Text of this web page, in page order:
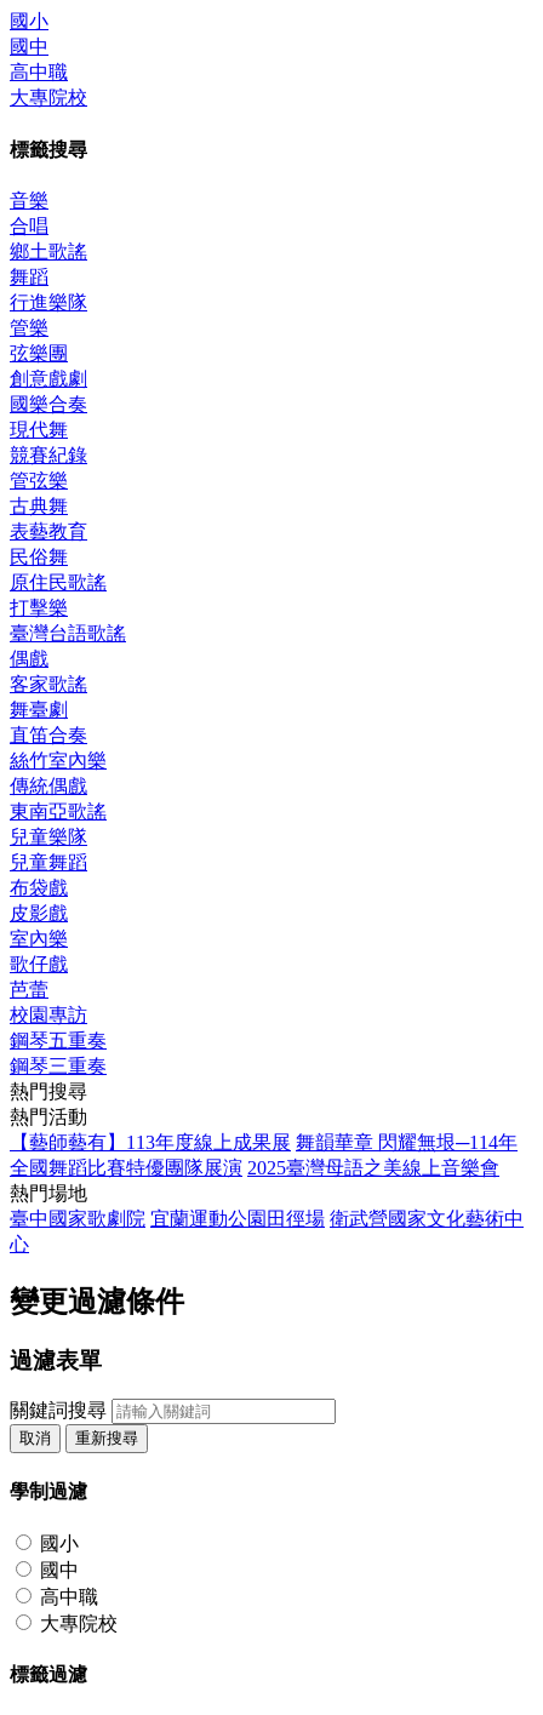
國小
國中
高中職
大專院校
標籤搜尋
音樂
合唱
鄉土歌謠
舞蹈
行進樂隊
管樂
弦樂團
創意戲劇
國樂合奏
現代舞
競賽紀錄
管弦樂
古典舞
表藝教育
民俗舞
原住民歌謠
打擊樂
臺灣台語歌謠
偶戲
客家歌謠
舞臺劇
直笛合奏
絲竹室內樂
傳統偶戲
東南亞歌謠
兒童樂隊
兒童舞蹈
布袋戲
皮影戲
室內樂
歌仔戲
芭蕾
校園專訪
鋼琴五重奏
鋼琴三重奏
熱門搜尋
熱門活動
【藝師藝有】113年度線上成果展 舞韻華章 閃耀無垠─114年
全國舞蹈比賽特優團隊展演 2025臺灣母語之美線上音樂會
熱門場地
臺中國家歌劇院 宜蘭運動公園田徑場 衛武營國家文化藝術中
心
變更過濾條件
過濾表單
關鍵詞搜尋
取消 重新搜尋
學制過濾
國小
國中
高中職
大專院校
標籤過濾